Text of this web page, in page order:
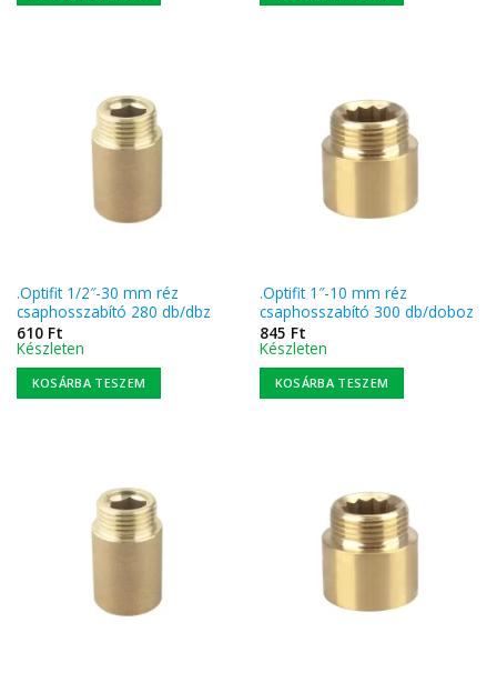
.Optifit 1/2″-30 mm réz
csaphosszabító 280 db/dbz
610 Ft
Készleten
KOSÁRBA TESZEM
.Optifit 1″-10 mm réz
csaphosszabító 300 db/doboz
845 Ft
Készleten
KOSÁRBA TESZEM